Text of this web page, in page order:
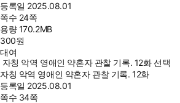
등록일 2025.08.01
쪽수 24쪽
용량170.2MB
300원
대여
자칭 악역 영애인 약혼자 관찰 기록. 12화 선택
자칭 악역 영애인 약혼자 관찰 기록. 12화
등록일 2025.08.01
쪽수 34쪽